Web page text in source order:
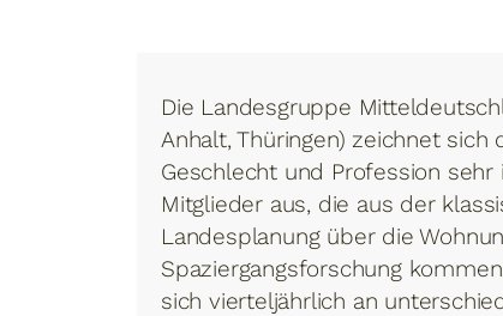
Die Landesgruppe
Anhalt, Thüringen) zeichnet sich
Geschlecht und Profession
Mitglieder aus, die aus der
Landesplanung über die
Spaziergangsforschung
sich vierteljährlich an